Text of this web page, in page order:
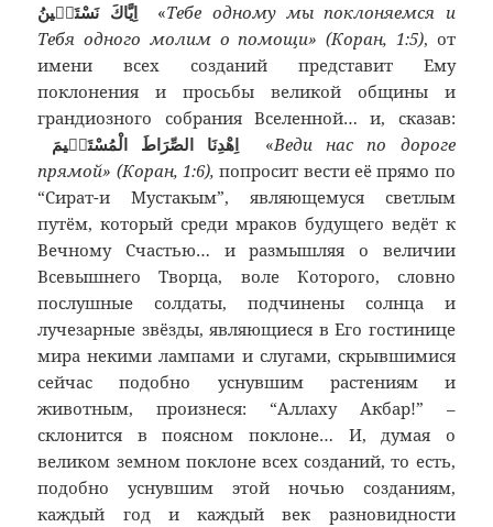
اِيَّاكَ نَسْتَعٖينُ«Тебе одному мы поклоняемся и
Тебя одного молим о помощи» (Коран, 1:5), от
имени всех созданий представит Ему
поклонения и просьбы великой общины и
грандиозного собрания Вселенной… и, сказав:
اِهْدِنَا الصِّرَاطَ الْمُسْتَقٖيمَ«Веди нас по дороге
прямой» (Коран, 1:6),попросит вести её прямо по
“Сират-и Мустакым”, являющемуся светлым
путём, который среди мраков будущего ведёт к
Вечному Счастью… и размышляя о величии
Всевышнего Творца, воле Которого, словно
послушные солдаты, подчинены солнца и
лучезарные звёзды, являющиеся в Его гостинице
мира некими лампами и слугами, скрывшимися
сейчас подобно уснувшим растениям и
животным, произнеся: “Аллаху Акбар!” –
склонится в поясном поклоне… И, думая о
великом земном поклоне всех созданий, то есть,
подобно уснувшим этой ночью созданиям,
каждый год и каждый век разновидности